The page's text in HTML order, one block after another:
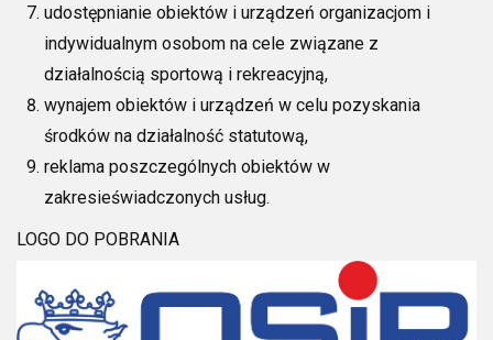
udostępnianie obiektów i urządzeń organizacjom i
indywidualnym osobom na cele związane z
działalnością sportową i rekreacyjną,
wynajem obiektów i urządzeń w celu pozyskania
środków na działalność statutową,
reklama poszczególnych obiektów w
zakresieświadczonych usług.
LOGO DO POBRANIA